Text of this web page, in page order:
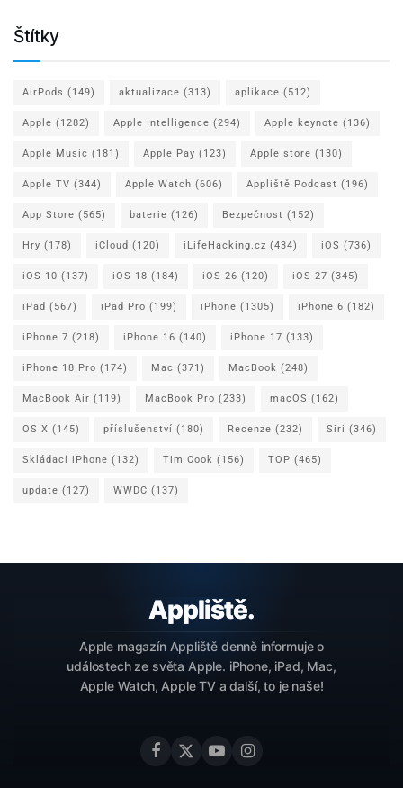
Štítky
AirPods (149) aktualizace (313) aplikace (512)
Apple (1282) Apple Intelligence (294) Apple keynote (136)
Apple Music (181) Apple Pay (123) Apple store (130)
Apple TV (344) Apple Watch (606) Appliště Podcast (196)
App Store (565) baterie (126) Bezpečnost (152)
Hry (178) iCloud (120) iLifeHacking.cz (434) iOS (736)
iOS 10 (137) iOS 18 (184) iOS 26 (120) iOS 27 (345)
iPad (567) iPad Pro (199) iPhone (1305) iPhone 6 (182)
iPhone 7 (218) iPhone 16 (140) iPhone 17 (133)
iPhone 18 Pro (174) Mac (371) MacBook (248)
MacBook Air (119) MacBook Pro (233) macOS (162)
OS X (145) příslušenství (180) Recenze (232) Siri (346)
Skládací iPhone (132) Tim Cook (156) TOP (465)
update (127) WWDC (137)
Apple magazín Appliště denně informuje o
událostech ze světa Apple. iPhone, iPad, Mac,
Apple Watch, Apple TV a další, to je naše!